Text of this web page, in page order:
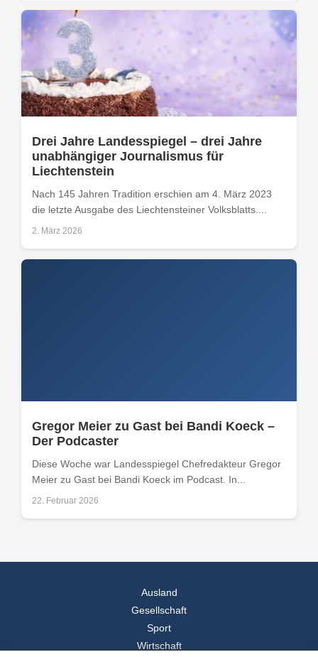
Drei Jahre Landesspiegel – drei Jahre
unabhängiger Journalismus für
Liechtenstein
Nach 145 Jahren Tradition erschien am 4. März 2023
die letzte Ausgabe des Liechtensteiner Volksblatts....
2. März 2026
Gregor Meier zu Gast bei Bandi Koeck –
Der Podcaster
Diese Woche war Landesspiegel Chefredakteur Gregor
Meier zu Gast bei Bandi Koeck im Podcast. In...
22. Februar 2026
Ausland
Gesellschaft
Sport
Wirtschaft